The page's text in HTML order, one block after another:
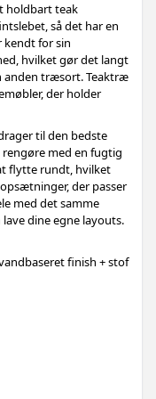
holdbart teak
så det har en
kendt for sin
hvilket gør det langt
anden træsort. Teaktræ
der holder
til den bedste
med en fugtig
flytte rundt, hvilket
der passer
med det samme
dine egne layouts.
finish + stof